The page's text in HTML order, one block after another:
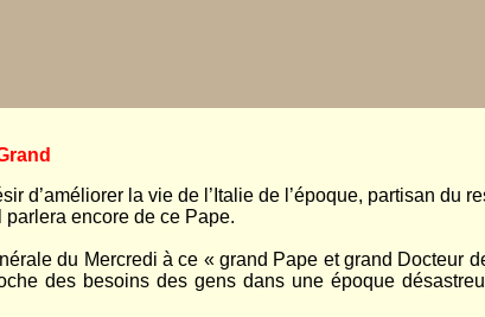
d’améliorer la vie de l’Italie de l’époque, partisan du
encore de ce Pape.
du Mercredi à ce « grand Pape et grand Docteur
des besoins des gens dans une époque